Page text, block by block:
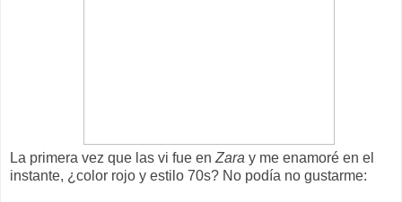
La primera vez que las vi fue en Zara y me enamoré en el
instante, ¿color rojo y estilo 70s? No podía no gustarme: